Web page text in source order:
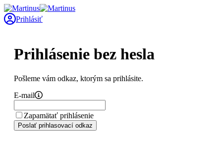
Prihlásiť
Prihlásenie bez hesla
Pošleme vám odkaz, ktorým sa prihlásite.
E-mail
Zapamätať prihlásenie
Poslať prihlasovací odkaz